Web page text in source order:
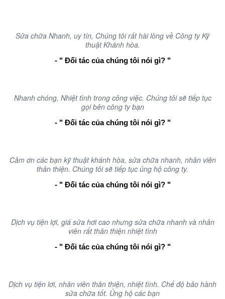
Sửa chữa Nhanh, uy tín, Chúng tôi rất hài lòng về Công ty Kỹ
thuật Khánh hòa.
- " Đối tác của chúng tôi nói gì? "
Nhanh chóng, Nhiệt tình trong công việc. Chúng tôi sẽ tiếp tục
gọi bên công ty bạn
- " Đối tác của chúng tôi nói gì? "
Cảm ơn các bạn kỹ thuật khánh hòa, sửa chữa nhanh, nhân viên
thân thiện. Chúng tôi sẽ tiếp tục ủng hộ công ty.
- " Đối tác của chúng tôi nói gì? "
Dịch vụ tiện lợi, giá sửa hơi cao nhưng sửa chữa nhanh và nhân
viên rất thân thiện nhiệt tình
- " Đối tác của chúng tôi nói gì? "
Dịch vụ tiện lơi, nhân viên thân thiện, nhiệt tình. Chế độ bảo hành
sửa chữa tốt. Ủng hộ các bạn